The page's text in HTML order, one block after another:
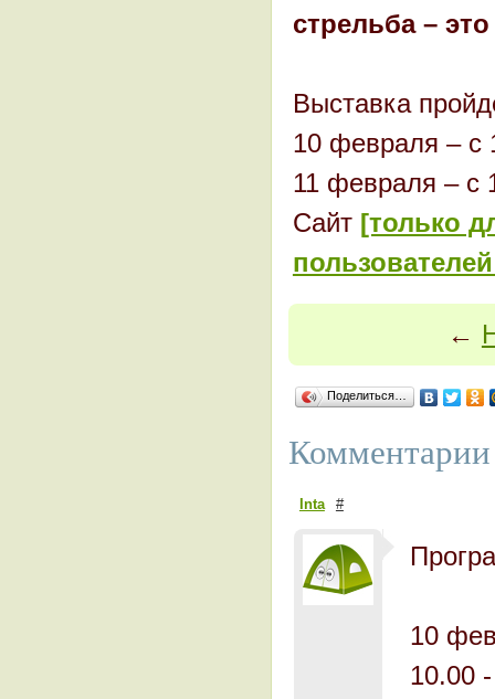
стрельба –
Выставка
10 февраля – с
11 февраля – с
Сайт [только
←
Поделиться…
Inta #
10
10.00